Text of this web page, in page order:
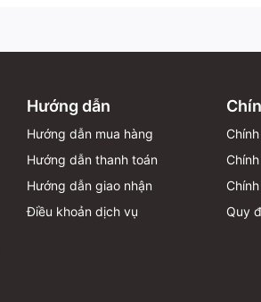
Hướng dẫn
Hướng dẫn mua hàng
Hướng dẫn thanh toán
Hướng dẫn giao nhận
Điều khoản dịch vụ
Quy